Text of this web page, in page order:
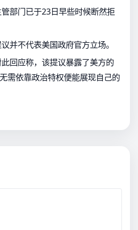
部门已于23日早些时候断然拒
并不代表美国政府官方立场。
回应称，该提议暴露了美方的
需依靠政治特权便能展现自己的